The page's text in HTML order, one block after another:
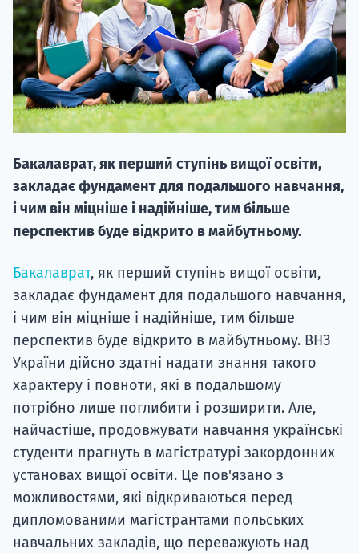
Бакалаврат, як перший ступінь вищої освіти,
закладає фундамент для подальшого навчання,
і чим він міцніше і надійніше, тим більше
перспектив буде відкрито в майбутньому.
Бакалаврат, як перший ступінь вищої освіти,
закладає фундамент для подальшого навчання,
і чим він міцніше і надійніше, тим більше
перспектив буде відкрито в майбутньому. ВНЗ
України дійсно здатні надати знання такого
характеру і повноти, які в подальшому
потрібно лише поглибити і розширити. Але,
найчастіше, продовжувати навчання українські
студенти прагнуть в магістратурі закордонних
установах вищої освіти. Це пов'язано з
можливостями, які відкриваються перед
дипломованими магістрантами польських
навчальних закладів, що переважують над
20.09
"Навчання
вступ на